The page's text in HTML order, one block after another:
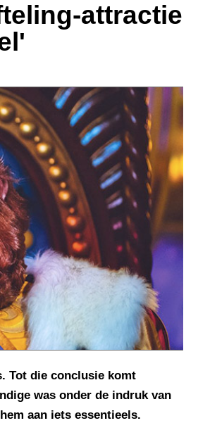
attractie
Tot die conclusie komt
was onder de indruk van
aan iets essentieels.